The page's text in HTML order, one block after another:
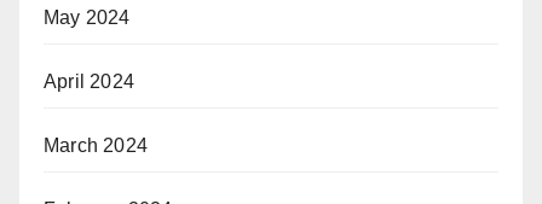
May 2024
April 2024
March 2024